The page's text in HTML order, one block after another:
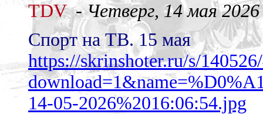
TDV-Четверг, 14 мая
Спорт на ТВ. 15 мая
https://skrinshoter.ru/s/
14-05-2026%2016:06:54.jpg